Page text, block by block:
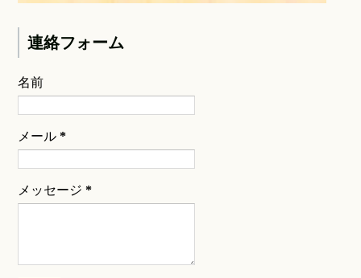
連絡フォーム
名前
メール*
メッセージ*